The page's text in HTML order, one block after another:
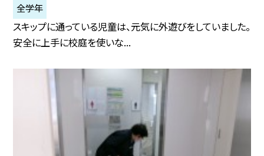
全学年
スキップに通っている児童は、元気に外遊びをしていました。
安全に上手に校庭を使いな...